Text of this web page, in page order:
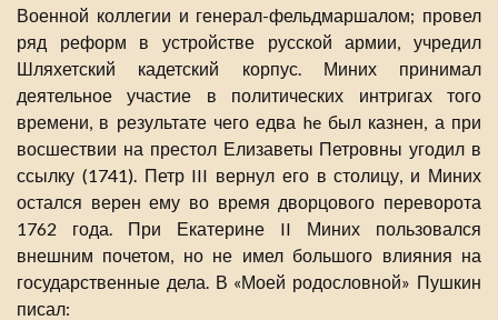
Военной коллегии и генерал-фельдмаршалом; провел
ряд реформ в устройстве русской армии, учредил
Шляхетский кадетский корпус. Миних принимал
деятельное участие в политических интригах того
времени, в результате чего едва he был казнен, а при
восшествии на престол Елизаветы Петровны угодил в
ссылку (1741). Петр III вернул его в столицу, и Миних
остался верен ему во время дворцового переворота
1762 года. При Екатерине II Миних пользовался
внешним почетом, но не имел большого влияния на
государственные дела. В «Моей родословной» Пушкин
писал: